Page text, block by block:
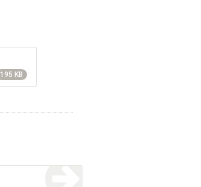
195 KB